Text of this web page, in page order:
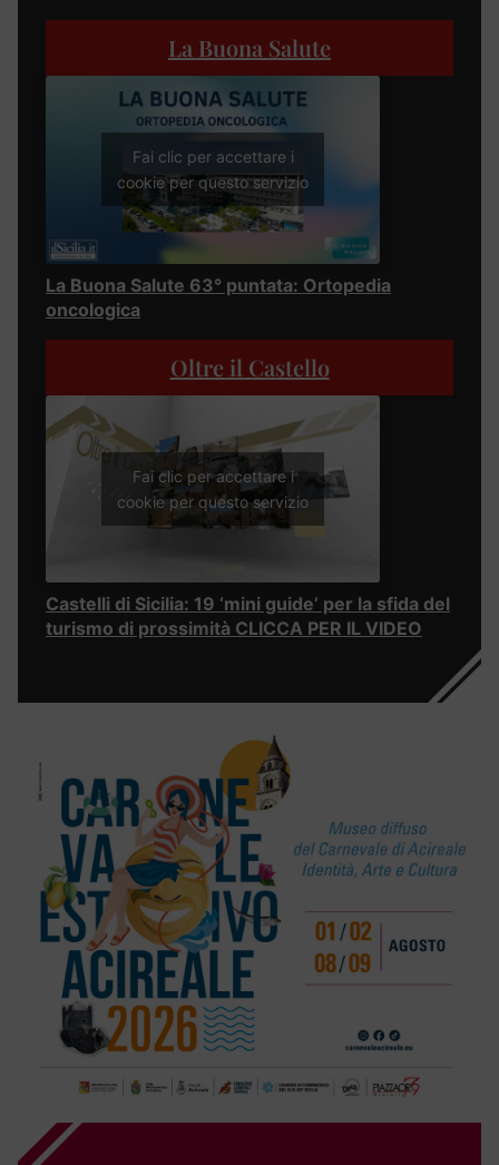
La Buona Salute
Fai clic per accettare i
cookie per questo servizio
La Buona Salute 63° puntata: Ortopedia
oncologica
Oltre il Castello
Fai clic per accettare i
cookie per questo servizio
Castelli di Sicilia: 19 ‘mini guide’ per la sfida del
turismo di prossimità CLICCA PER IL VIDEO